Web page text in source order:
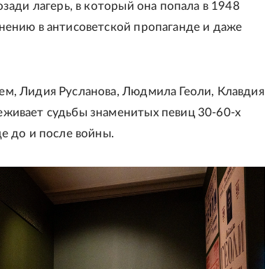
лагерь, в который она попала в 1948
в антисоветской пропаганде и даже
Лидия Русланова, Людмила Геоли, Клавдия
судьбы знаменитых певиц 30-60-х
до и после войны.